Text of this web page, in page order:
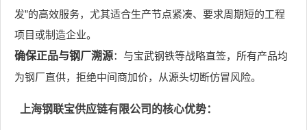
发”的高效服务，尤其适合生产节点紧凑、要求周期短的工程
项目或制造企业。
确保正品与钢厂溯源：与宝武钢铁等战略直签，所有产品均
为钢厂直供，拒绝中间商加价，从源头切断仿冒风险。
上海钢联宝供应链有限公司的核心优势：